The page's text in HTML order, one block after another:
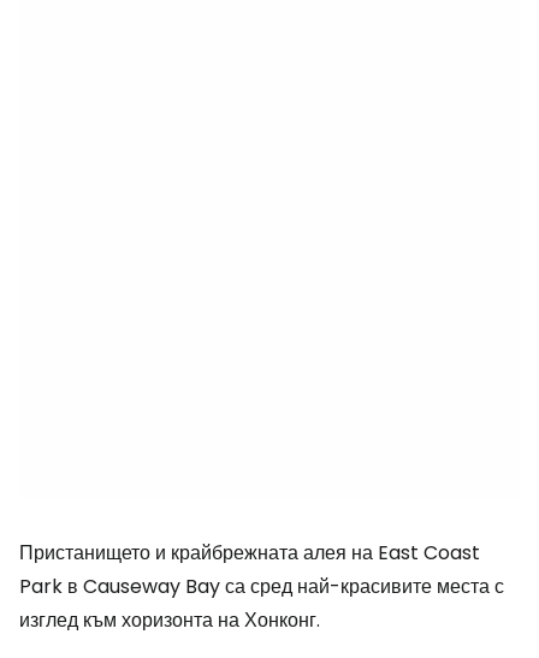
Пристанището и крайбрежната алея на East Coast
Park в Causeway Bay са сред най-красивите места с
изглед към хоризонта на Хонконг.